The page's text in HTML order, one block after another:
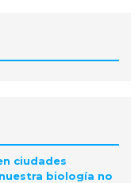
ciudades
biología no